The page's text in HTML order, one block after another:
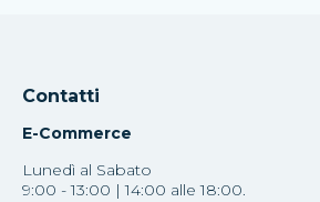
Contatti
E-Commerce
Lunedì al Sabato
9:00 - 13:00 | 14:00 alle 18:00.